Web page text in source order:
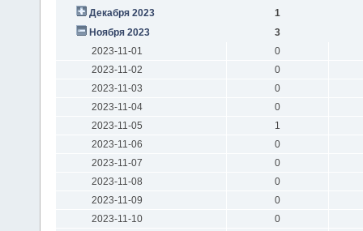
Декабря 2023
1
Ноября 2023
3
2023-11-01
0
2023-11-02
0
2023-11-03
0
2023-11-04
0
2023-11-05
1
2023-11-06
0
2023-11-07
0
2023-11-08
0
2023-11-09
0
2023-11-10
0